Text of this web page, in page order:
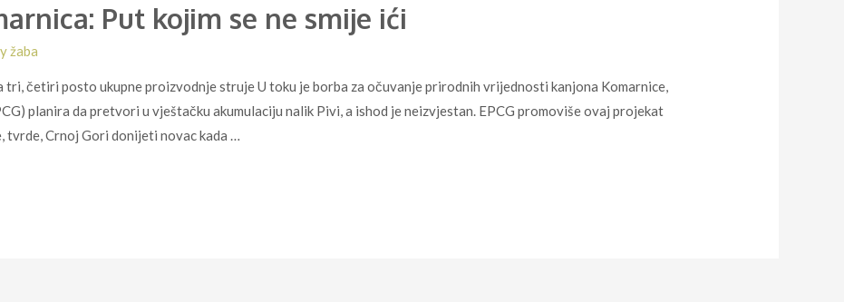
Put kojim se ne smije ići
žaba
tri, četiri posto ukupne proizvodnje struje U toku je borba za očuvanje prirodnih vrijednosti kanjona Komarnice,
planira da pretvori u vještačku akumulaciju nalik Pivi, a ishod je neizvjestan. EPCG promoviše ovaj projekat
tvrde, Crnoj Gori donijeti novac kada …